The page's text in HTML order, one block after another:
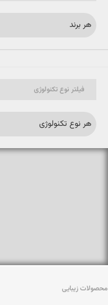
هر برند
فیلتر نوع تکنولوژی
هر نوع تکنولوژی
محصولات زیبایی